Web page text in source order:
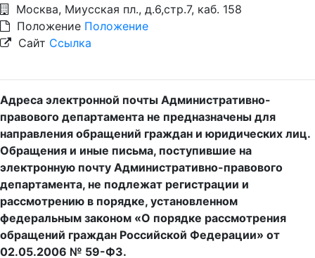
Москва, Миусская пл., д.6,стр.7, каб. 158
Положение Положение
Сайт Ссылка
Адреса электронной почты Административно-
правового департамента не предназначены для
направления обращений граждан и юридических лиц.
Обращения и иные письма, поступившие на
электронную почту Административно-правового
департамента, не подлежат регистрации и
рассмотрению в порядке, установленном
федеральным законом «О порядке рассмотрения
обращений граждан Российской Федерации» от
02.05.2006 № 59-ФЗ.